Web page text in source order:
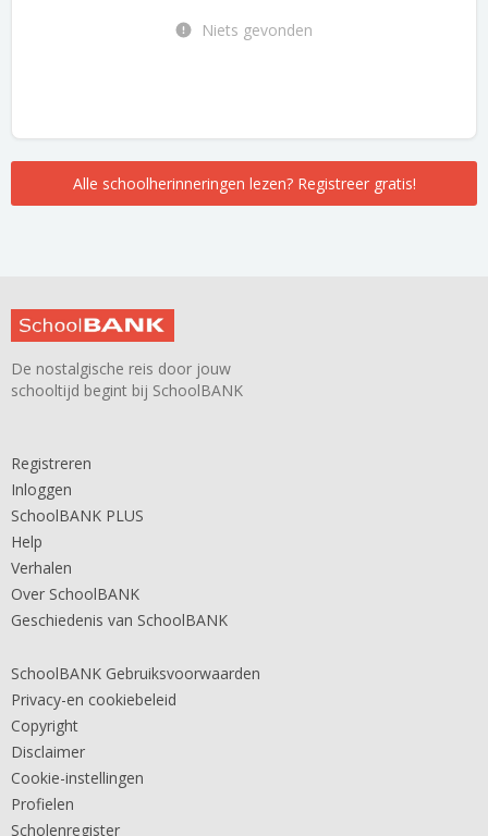
Niets gevonden
Alle schoolherinneringen lezen? Registreer gratis!
De nostalgische reis door jouw
schooltijd begint bij SchoolBANK
Registreren
Inloggen
SchoolBANK PLUS
Help
Verhalen
Over SchoolBANK
Geschiedenis van SchoolBANK
SchoolBANK Gebruiksvoorwaarden
Privacy-en cookiebeleid
Copyright
Disclaimer
Cookie-instellingen
Profielen
Scholenregister